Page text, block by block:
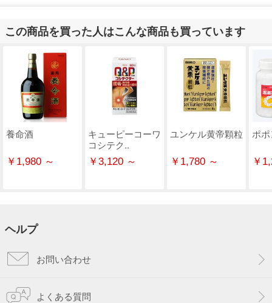
この商品を買った人はこんな商品も買っています
養命酒
￥1,980 ～
キューピーコーワ
コシテク..
￥3,120 ～
ユンケル黄帝顆粒
￥1,780 ～
ポ
￥
ヘルプ
お問い合わせ
よくある質問